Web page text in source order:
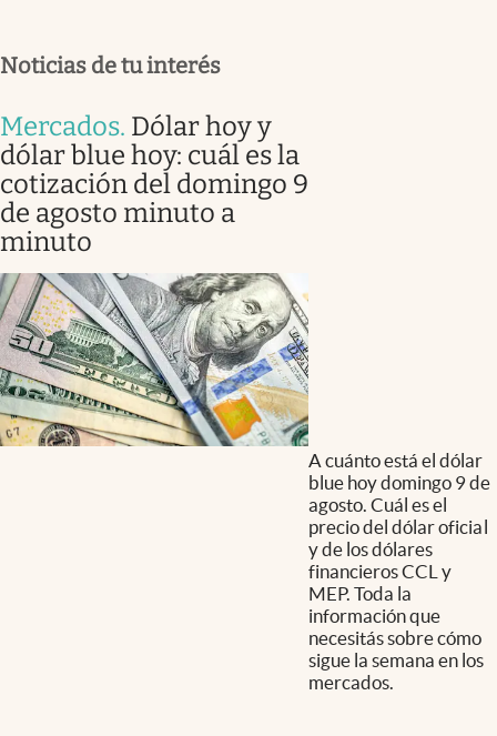
Noticias de tu interés
Mercados. Dólar hoy y
dólar blue hoy: cuál es la
cotización del domingo 9
de agosto minuto a
minuto
A cuánto está el dólar
blue hoy domingo 9 de
agosto. Cuál es el
precio del dólar oficial
y de los dólares
financieros CCL y
MEP. Toda la
información que
necesitás sobre cómo
sigue la semana en los
mercados.